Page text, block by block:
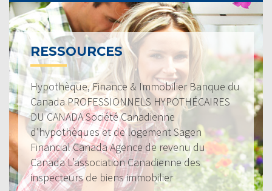
RESSOURCES
Hypothèque, Finance & Immobilier Banque du
Canada PROFESSIONNELS HYPOTHÉCAIRES
DU CANADA Société Canadienne
d’hypothèques et de logement Sagen
Financial Canada Agence de revenu du
Canada L’association Canadienne des
inspecteurs de biens immobilier